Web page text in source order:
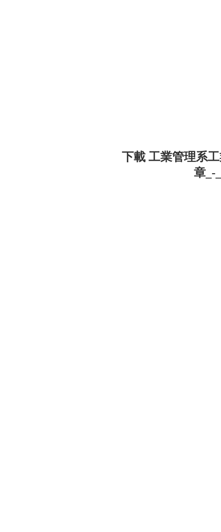
下載 工業管理系
章_-